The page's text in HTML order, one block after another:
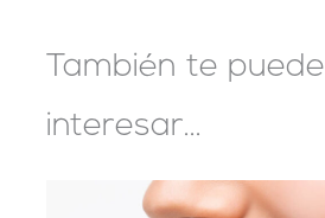
También te puede
interesar...